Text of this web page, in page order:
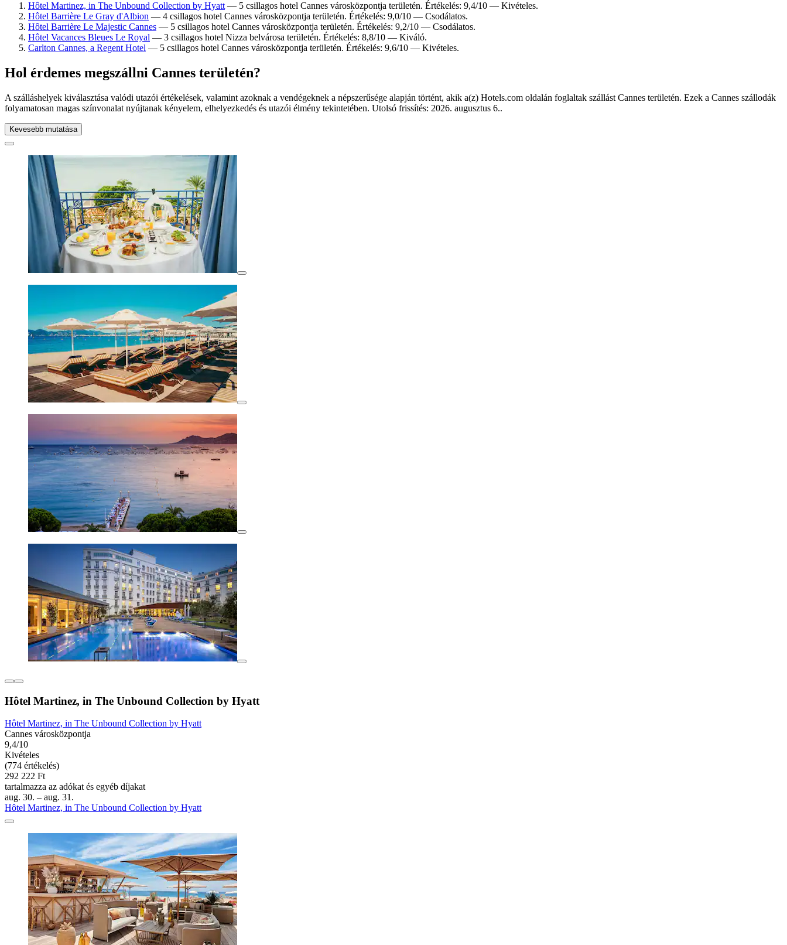
Hôtel Martinez, in The Unbound Collection by Hyatt — 5 csillagos hotel Cannes városközpontja területén. Értékelés: 9,4/10 — Kivételes.
Hôtel Barrière Le Gray d'Albion — 4 csillagos hotel Cannes városközpontja területén. Értékelés: 9,0/10 — Csodálatos.
Hôtel Barrière Le Majestic Cannes — 5 csillagos hotel Cannes városközpontja területén. Értékelés: 9,2/10 — Csodálatos.
Hôtel Vacances Bleues Le Royal — 3 csillagos hotel Nizza belvárosa területén. Értékelés: 8,8/10 — Kiváló.
Carlton Cannes, a Regent Hotel — 5 csillagos hotel Cannes városközpontja területén. Értékelés: 9,6/10 — Kivételes.
Hol érdemes megszállni Cannes területén?
A szálláshelyek kiválasztása valódi utazói értékelések, valamint azoknak a vendégeknek a népszerűsége alapján történt, akik a(z) Hotels.com oldalán foglaltak szállást Cannes területén. Ezek a Cannes szállodák
folyamatosan magas színvonalat nyújtanak kényelem, elhelyezkedés és utazói élmény tekintetében. Utolsó frissítés: 2026. augusztus 6..
Kevesebb mutatása
Hôtel Martinez, in The Unbound Collection by Hyatt
Hôtel Martinez, in The Unbound Collection by Hyatt
Cannes városközpontja
9,4/10
Kivételes
(774 értékelés)
292 222 Ft
tartalmazza az adókat és egyéb díjakat
aug. 30. – aug. 31.
Hôtel Martinez, in The Unbound Collection by Hyatt